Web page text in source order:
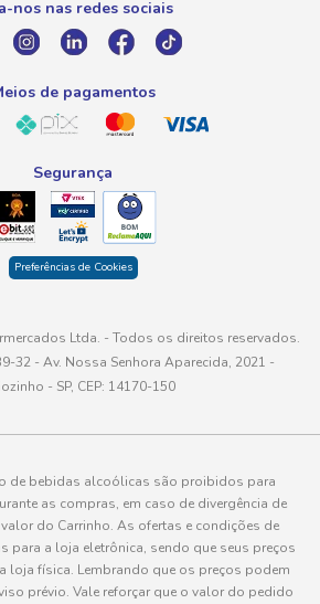
nos nas redes sociais
de pagamentos
Segurança
Preferências de Cookies
Ltda. - Todos os direitos reservados.
32 - Av. Nossa Senhora Aparecida, 2021 -
- SP, CEP: 14170-150
de bebidas alcoólicas são proibidos para
as compras, em caso de divergência de
do Carrinho. As ofertas e condições de
para a loja eletrônica, sendo que seus preços
loja física. Lembrando que os preços podem
prévio. Vale reforçar que o valor do pedido